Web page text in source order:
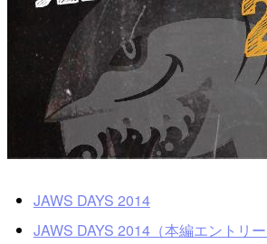
JAWS DAYS 2014
JAWS DAYS 2014（本編エントリ